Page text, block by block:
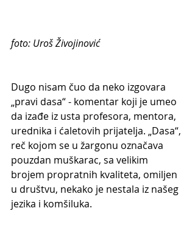
foto: Uroš Živojinović
Dugo nisam čuo da neko izgovara
„pravi dasa“ - komentar koji je umeo
da izađe iz usta profesora, mentora,
urednika i ćaletovih prijatelja. „Dasa“,
reč kojom se u žargonu označava
pouzdan muškarac, sa velikim
brojem propratnih kvaliteta, omiljen
u društvu, nekako je nestala iz našeg
jezika i komšiluka.